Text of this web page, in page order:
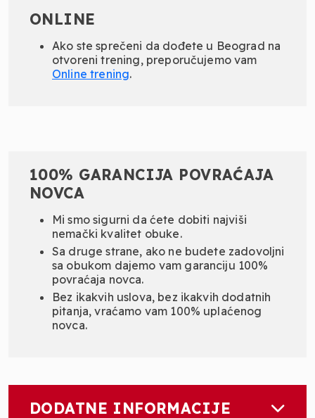
ONLINE
Ako ste sprečeni da dođete u Beograd na
otvoreni trening, preporučujemo vam
Online trening.
100% GARANCIJA POVRAĆAJA
NOVCA
Mi smo sigurni da ćete dobiti najviši
nemački kvalitet obuke.
Sa druge strane, ako ne budete zadovoljni
sa obukom dajemo vam garanciju 100%
povraćaja novca.
Bez ikakvih uslova, bez ikakvih dodatnih
pitanja, vraćamo vam 100% uplaćenog
novca.
DODATNE INFORMACIJE